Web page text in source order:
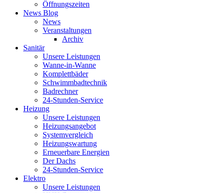
Öffnungszeiten
News Blog
News
Veranstaltungen
Archiv
Sanitär
Unsere Leistungen
Wanne-in-Wanne
Komplettbäder
Schwimmbadtechnik
Badrechner
24-Stunden-Service
Heizung
Unsere Leistungen
Heizungsangebot
Systemvergleich
Heizungswartung
Erneuerbare Energien
Der Dachs
24-Stunden-Service
Elektro
Unsere Leistungen